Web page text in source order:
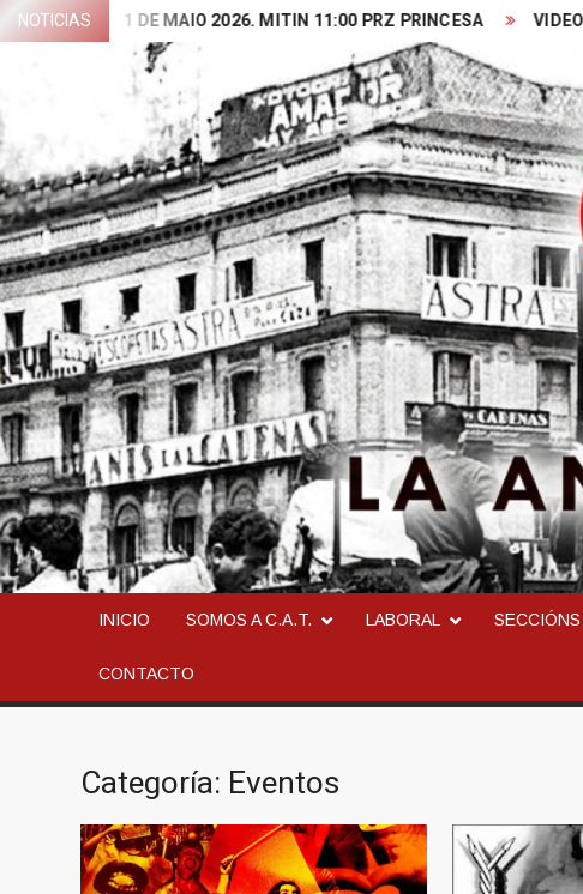
Skip
to
NOTICIAS
1 DE MAIO 2026. MITIN 11:00 PRZ PRINCESA VIDEO
CONFEDERACION
INICIO SOMOS A C.A.T. LABORAL SECCIÓNS
CONTACTO
Categoría: Eventos